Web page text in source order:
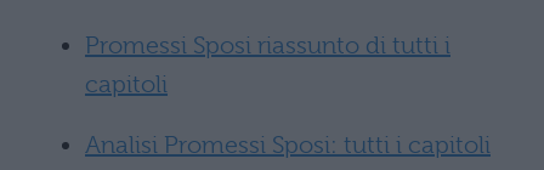
Promessi Sposi riassunto di tutti i
capitoli
Analisi Promessi Sposi: tutti i capitoli